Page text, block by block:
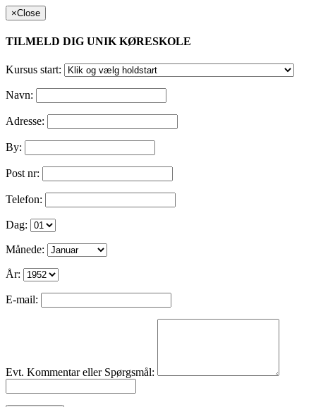
×Close
TILMELD DIG UNIK KØRESKOLE
Kursus start:
Navn:
Adresse:
By:
Post nr:
Telefon:
Dag:
Månede:
År:
E-mail:
Evt. Kommentar eller Spørgsmål: